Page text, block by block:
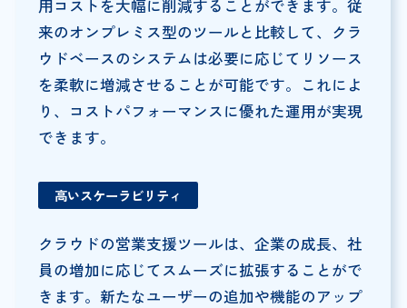
用コストを大幅に削減することができます。従
来のオンプレミス型のツールと比較して、クラ
ウドベースのシステムは必要に応じてリソース
を柔軟に増減させることが可能です。これによ
り、コストパフォーマンスに優れた運用が実現
できます。
高いスケーラビリティ
クラウドの営業支援ツールは、企業の成長、社
員の増加に応じてスムーズに拡張することがで
きます。新たなユーザーの追加や機能のアップ